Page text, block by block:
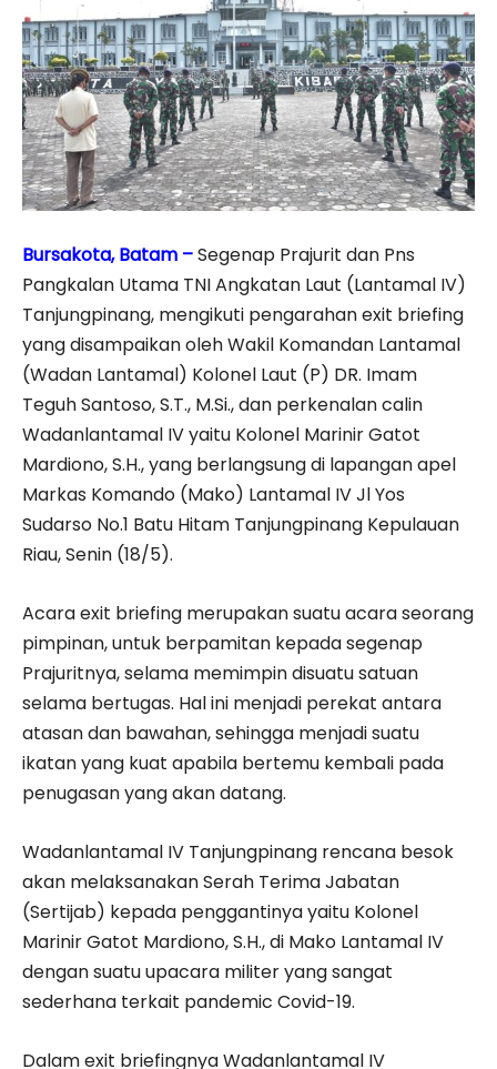
Bursakota, Batam –Segenap Prajurit dan Pns
Pangkalan Utama TNI Angkatan Laut (Lantamal IV)
Tanjungpinang, mengikuti pengarahan exit briefing
yang disampaikan oleh Wakil Komandan Lantamal
(Wadan Lantamal) Kolonel Laut (P) DR. Imam
Teguh Santoso, S.T., M.Si., dan perkenalan calin
Wadanlantamal IV yaitu Kolonel Marinir Gatot
Mardiono, S.H., yang berlangsung di lapangan apel
Markas Komando (Mako) Lantamal IV Jl Yos
Sudarso No.1 Batu Hitam Tanjungpinang Kepulauan
Riau, Senin (18/5).
Acara exit briefing merupakan suatu acara seorang
pimpinan, untuk berpamitan kepada segenap
Prajuritnya, selama memimpin disuatu satuan
selama bertugas. Hal ini menjadi perekat antara
atasan dan bawahan, sehingga menjadi suatu
ikatan yang kuat apabila bertemu kembali pada
penugasan yang akan datang.
Wadanlantamal IV Tanjungpinang rencana besok
akan melaksanakan Serah Terima Jabatan
(Sertijab) kepada penggantinya yaitu Kolonel
Marinir Gatot Mardiono, S.H., di Mako Lantamal IV
dengan suatu upacara militer yang sangat
sederhana terkait pandemic Covid-19.
Dalam exit briefingnya Wadanlantamal IV